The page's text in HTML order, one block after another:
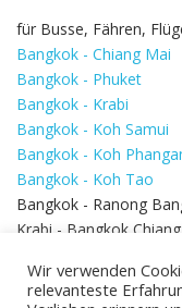
für Busse, Fähren,
Bangkok - Chiang Mai
Bangkok - Phuket
Bangkok - Krabi
Bangkok - Koh Samui
Bangkok - Koh
Bangkok - Koh Tao
Bangkok - Ranong
Krabi - Bangkok
Bangkok - Hua Hin
Wir verwenden
relevanteste